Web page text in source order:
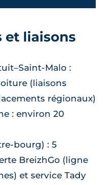
et liaisons
:
(liaisons
régionaux)
: environ 20
: 5
BreizhGo (ligne
et service Tady